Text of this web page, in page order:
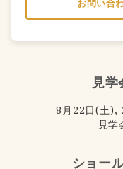
お問い合
見学
8月22日(土),
見
ショー